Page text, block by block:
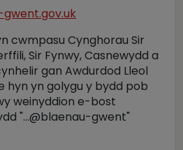
cwmpasu Cynghorau Sir
Sir Fynwy, Casnewydd a
gan Awdurdod Lleol
hyn yn golygu y bydd pob
weinyddion e-bost
"…@blaenau-gwent"